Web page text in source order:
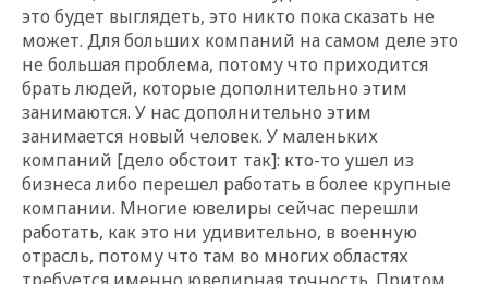
это будет выглядеть, это никто пока сказать не
может. Для больших компаний на самом деле это
не большая проблема, потому что приходится
брать людей, которые дополнительно этим
занимаются. У нас дополнительно этим
занимается новый человек. У маленьких
компаний [дело обстоит так]: кто-то ушел из
бизнеса либо перешел работать в более крупные
компании. Многие ювелиры сейчас перешли
работать, как это ни удивительно, в военную
отрасль, потому что там во многих областях